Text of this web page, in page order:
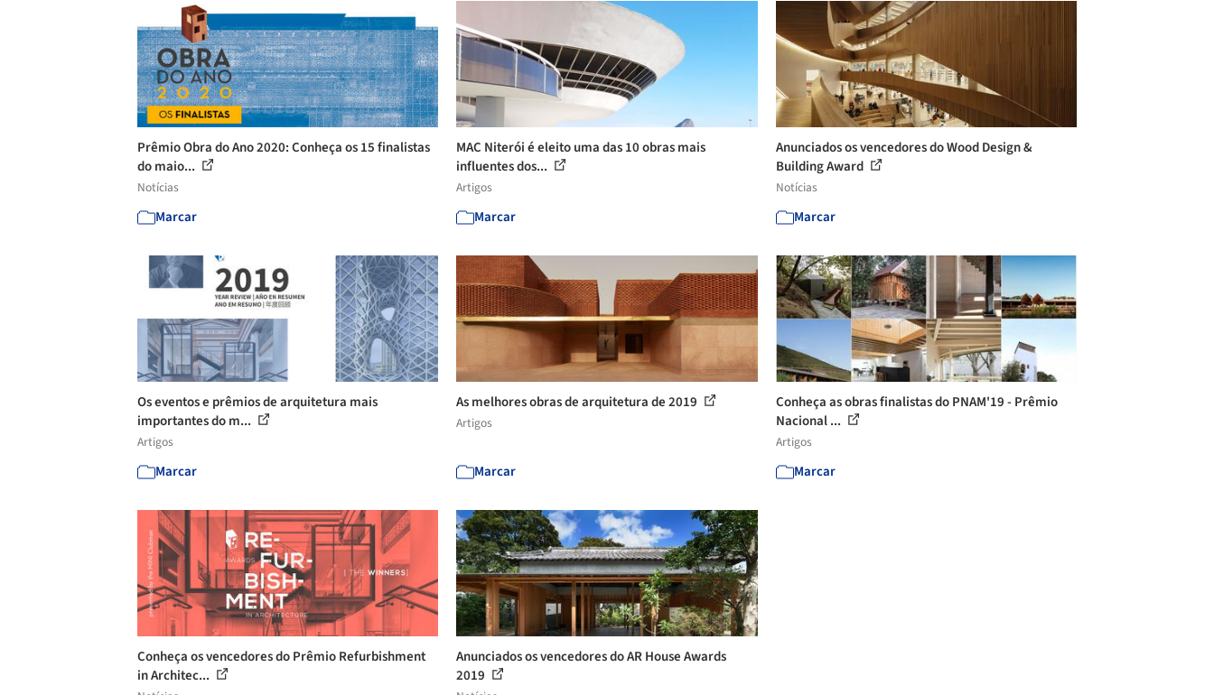
Prêmio Obra do Ano 2020: Conheça os 15 finalistas
do maio...
Notícias
Marcar
MAC Niterói é eleito uma das 10 obras mais
influentes dos...
Artigos
Marcar
Anunciados os vencedores do Wood Design &
Building Award
Notícias
Marcar
Os eventos e prêmios de arquitetura mais
importantes do m...
Artigos
Marcar
As melhores obras de arquitetura de 2019
Artigos
Marcar
Conheça as obras finalistas do PNAM'19 - Prêmio
Nacional ...
Artigos
Marcar
Conheça os vencedores do Prêmio Refurbishment
in Architec...
Anunciados os vencedores do AR House Awards
2019